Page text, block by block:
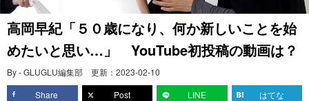
高岡早紀「５０歳になり、何か新しいことを始
めたいと思い…」 YouTube初投稿の動画は？
By - GLUGLU編集部 更新： 2023-02-10
Share
Post LINE はてな